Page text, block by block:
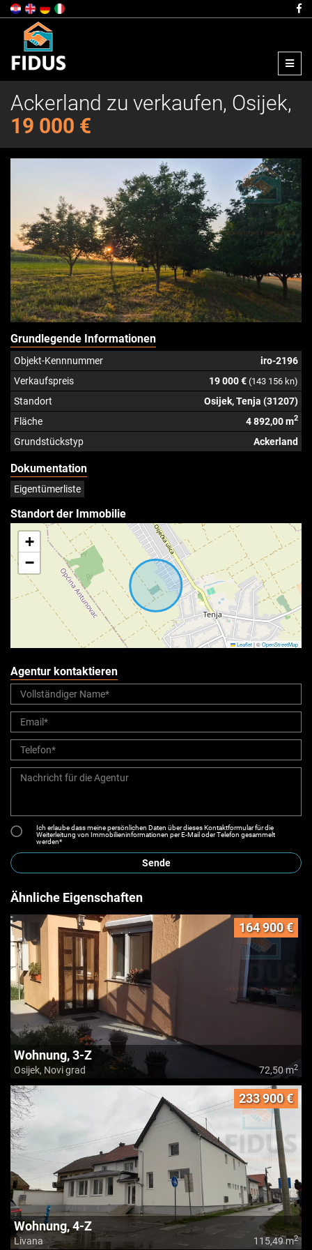
Menu
Ackerland zu verkaufen, Osijek,
19 000 €
Grundlegende Informationen
Objekt-Kennnummer
iro-2196
Verkaufspreis
19 000 € (143 156 kn)
Standort
Osijek, Tenja (31207)
Fläche
4 892,00 m2
Grundstückstyp Ackerland
Dokumentation
Eigentümerliste
Standort der Immobilie
+
−
Leaflet|©OpenStreetMap
Agentur kontaktieren
Ich erlaube dass meine persönlichen Daten über dieses Kontaktformular für die
Weiterleitung von Immobilieninformationen per E-Mail oder Telefon gesammelt
werden*
Sende
Ähnliche Eigenschaften
164 900 €
Wohnung, 3-Z
Osijek, Novi grad 72,50 m2
233 900 €
Wohnung, 4-Z
Livana 115,49 m2